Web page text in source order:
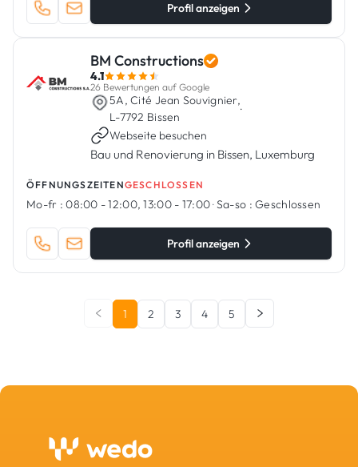
Profil anzeigen
BM Constructions
4.1
26 Bewertungen auf Google
5A, Cité Jean Souvignier,
L-7792 Bissen
·
Webseite besuchen
Bau und Renovierung in Bissen, Luxemburg
ÖFFNUNGSZEITENGESCHLOSSEN
Mo-fr : 08:00 - 12:00, 13:00 - 17:00·Sa-so : Geschlossen
Profil anzeigen
1 2 3 4 5